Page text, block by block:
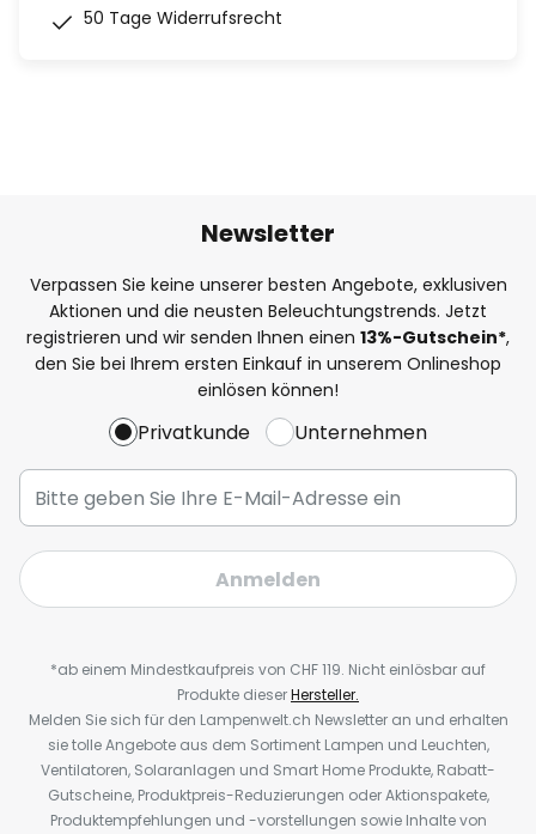
50 Tage Widerrufsrecht
Newsletter
Verpassen Sie keine unserer besten Angebote, exklusiven
Aktionen und die neusten Beleuchtungstrends. Jetzt
registrieren und wir senden Ihnen einen 13%-Gutschein*,
den Sie bei Ihrem ersten Einkauf in unserem Onlineshop
einlösen können!
Privatkunde Unternehmen
Anmelden
*ab einem Mindestkaufpreis von CHF 119. Nicht einlösbar auf
Produkte dieserHersteller.
Melden Sie sich für den Lampenwelt.ch Newsletter an und erhalten
sie tolle Angebote aus dem Sortiment Lampen und Leuchten,
Ventilatoren, Solaranlagen und Smart Home Produkte, Rabatt-
Gutscheine, Produktpreis-Reduzierungen oder Aktionspakete,
Produktempfehlungen und -vorstellungen sowie Inhalte von